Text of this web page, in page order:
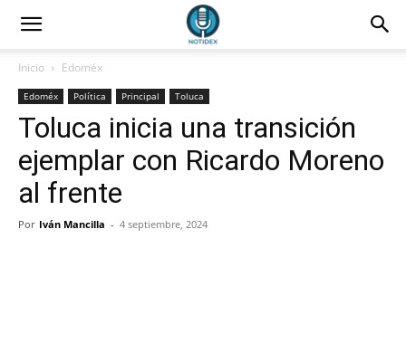
Inicio Edoméx
Edoméx Política Principal Toluca
Toluca inicia una transición
ejemplar con Ricardo Moreno
al frente
Por Iván Mancilla - 4 septiembre, 2024